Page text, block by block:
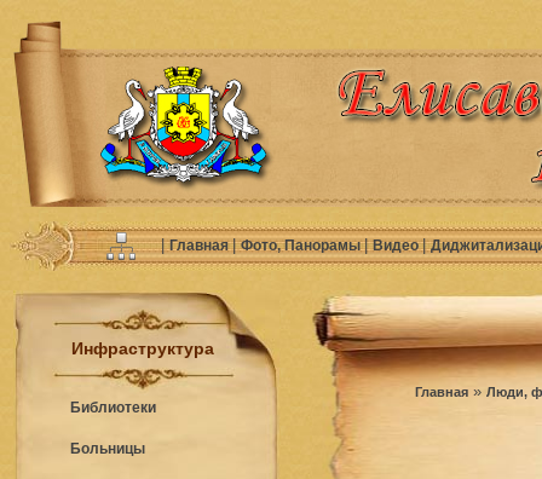
|Главная|Фото, Панорамы|Видео|
Инфраструктура
Библиотеки
Больницы
Главная » Люди,